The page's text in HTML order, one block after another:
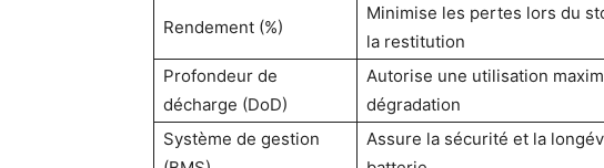
Rendement (%)
Minimise les pertes lors du
la restitution
Profondeur de
décharge (DoD)
Autorise une utilisation
dégradation
Système de gestion
Assure la sécurité et la